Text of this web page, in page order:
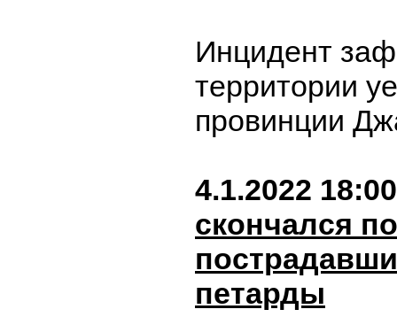
Инцидент
территории
провинции
4.1.2022 18:00
скончался
петарды